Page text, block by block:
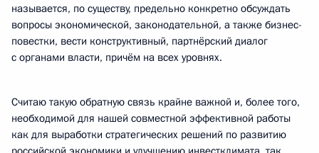
называется, по существу, предельно конкретно обсуждать
вопросы экономической, законодательной, а также бизнес-
повестки, вести конструктивный, партнёрский диалог
с органами власти, причём на всех уровнях.
Считаю такую обратную связь крайне важной и, более того,
необходимой для нашей совместной эффективной работы
как для выработки стратегических решений по развитию